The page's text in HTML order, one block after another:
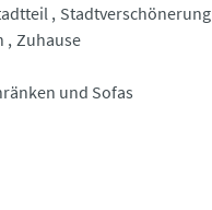
Stadtverschönerung
Zuhause
und Sofas